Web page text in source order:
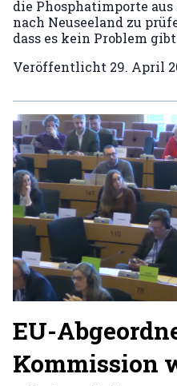
die Phosphatimporte
nach Neuseeland zu
dass es kein Problem
Veröffentlicht 29. April
EU-
Kommission